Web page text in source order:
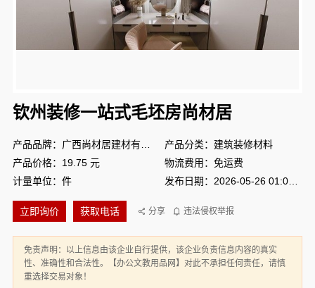
钦州装修一站式毛坯房尚材居
产品品牌：广西尚材居建材有限公司
产品分类：建筑装修材料
产品价格：19.75 元
物流费用：免运费
计量单位：件
立即询价 获取电话 分享 违法侵权举报
免责声明：以上信息由该企业自行提供，该企业负责信息内容的真实
性、准确性和合法性。【办公文教用品网】对此不承担任何责任，请慎
重选择交易对象！